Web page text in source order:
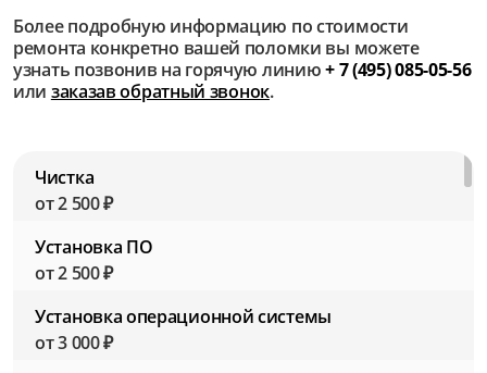
Более подробную информацию по стоимости
ремонта конкретно вашей поломки вы можете
узнать позвонив на горячую линию+ 7 (495) 085-05-56
или заказав обратный звонок.
Чистка
от 2 500 ₽
Установка ПО
от 2 500 ₽
Установка операционной системы
от 3 000 ₽